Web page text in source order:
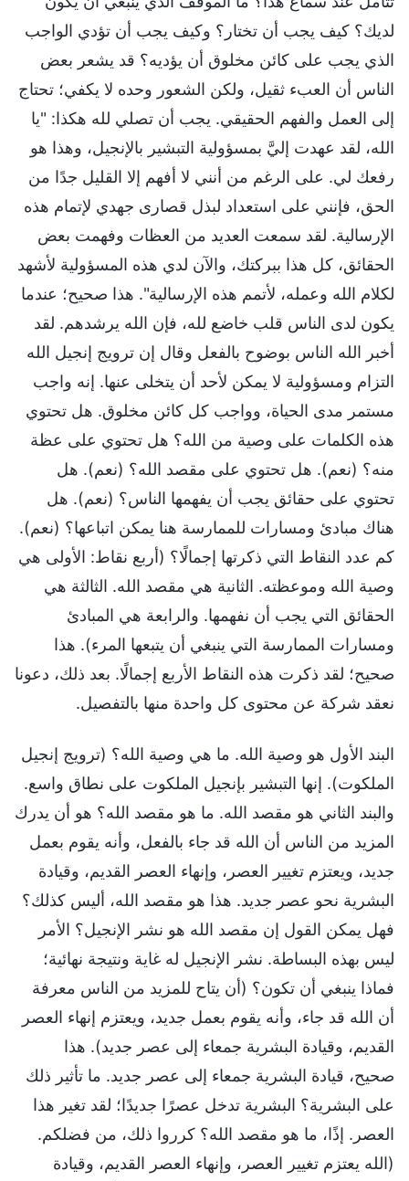
لديك؟ كيف يجب أن تختار؟ وكيف يجب أن تؤدي الواجب
الذي يجب على كائن مخلوق أن يؤديه؟ قد يشعر بعض
الناس أن العبء ثقيل، ولكن الشعور وحده لا يكفي؛ تحتاج
إلى العمل والفهم الحقيقي. يجب أن تصلي لله هكذا: "يا
الله، لقد عهدت إليَّ بمسؤولية التبشير بالإنجيل، وهذا هو
رفعك لي. على الرغم من أنني لا أفهم إلا القليل جدًا من
الحق، فإنني على استعداد لبذل قصارى جهدي لإتمام هذه
الإرسالية. لقد سمعت العديد من العظات وفهمت بعض
الحقائق، كل هذا ببركتك، والآن لدي هذه المسؤولية لأشهد
لكلام الله وعمله، لأتمم هذه الإرسالية". هذا صحيح؛ عندما
يكون لدى الناس قلب خاضع لله، فإن الله يرشدهم. لقد
أخبر الله الناس بوضوح بالفعل وقال إن ترويج إنجيل الله
التزام ومسؤولية لا يمكن لأحد أن يتخلى عنها. إنه واجب
مستمر مدى الحياة، وواجب كل كائن مخلوق. هل تحتوي
هذه الكلمات على وصية من الله؟ هل تحتوي على عظة
منه؟ (نعم). هل تحتوي على مقصد الله؟ (نعم). هل
تحتوي على حقائق يجب أن يفهمها الناس؟ (نعم). هل
هناك مبادئ ومسارات للممارسة هنا يمكن اتباعها؟ (نعم).
كم عدد النقاط التي ذكرتها إجمالًا؟ (أربع نقاط: الأولى هي
وصية الله وموعظته. الثانية هي مقصد الله. الثالثة هي
الحقائق التي يجب أن نفهمها. والرابعة هي المبادئ
ومسارات الممارسة التي ينبغي أن يتبعها المرء). هذا
صحيح؛ لقد ذكرت هذه النقاط الأربع إجمالًا. بعد ذلك، دعونا
نعقد شركة عن محتوى كل واحدة منها بالتفصيل.
البند الأول هو وصية الله. ما هي وصية الله؟ (ترويج إنجيل
الملكوت). إنها التبشير بإنجيل الملكوت على نطاق واسع.
والبند الثاني هو مقصد الله. ما هو مقصد الله؟ هو أن يدرك
المزيد من الناس أن الله قد جاء بالفعل، وأنه يقوم بعمل
جديد، ويعتزم تغيير العصر، وإنهاء العصر القديم، وقيادة
البشرية نحو عصر جديد. هذا هو مقصد الله، أليس كذلك؟
فهل يمكن القول إن مقصد الله هو نشر الإنجيل؟ الأمر
ليس بهذه البساطة. نشر الإنجيل له غاية ونتيجة نهائية؛
فماذا ينبغي أن تكون؟ (أن يتاح للمزيد من الناس معرفة
أن الله قد جاء، وأنه يقوم بعمل جديد، ويعتزم إنهاء العصر
القديم، وقيادة البشرية جمعاء إلى عصر جديد). هذا
صحيح، قيادة البشرية جمعاء إلى عصر جديد. ما تأثير ذلك
على البشرية؟ البشرية تدخل عصرًا جديدًا؛ لقد تغير هذا
العصر. إذًا، ما هو مقصد الله؟ كرروا ذلك، من فضلكم.
(الله يعتزم تغيير العصر، وإنهاء العصر القديم، وقيادة